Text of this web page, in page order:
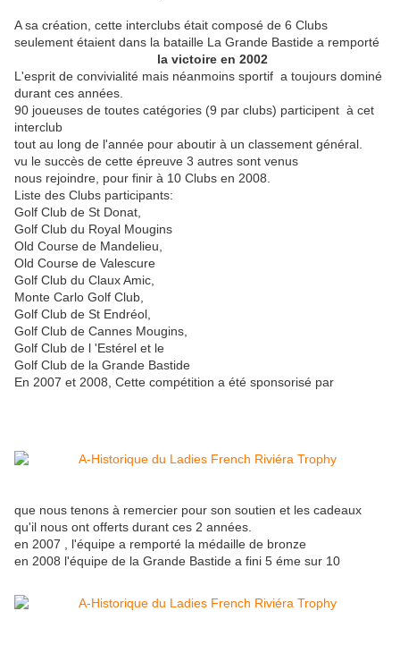
A sa création, cette interclubs était composé de 6 Clubs
seulement étaient dans la bataille La Grande Bastide a remporté
la victoire en 2002
L'esprit de convivialité mais néanmoins sportif a toujours dominé
durant ces années.
90 joueuses de toutes catégories (9 par clubs) participent à cet
interclub
tout au long de l'année pour aboutir à un classement général.
vu le succès de cette épreuve 3 autres sont venus
nous rejoindre, pour finir à 10 Clubs en 2008.
Liste des Clubs participants:
Golf Club de St Donat,
Golf Club du Royal Mougins
Old Course de Mandelieu,
Old Course de Valescure
Golf Club du Claux Amic,
Monte Carlo Golf Club,
Golf Club de St Endréol,
Golf Club de Cannes Mougins,
Golf Club de l 'Estérel et le
Golf Club de la Grande Bastide
En 2007 et 2008, Cette compétition a été sponsorisé par
que nous tenons à remercier pour son soutien et les cadeaux
qu'il nous ont offerts durant ces 2 années.
en 2007 , l'équipe a remporté la médaille de bronze
en 2008 l'équipe de la Grande Bastide a fini 5 éme sur 10